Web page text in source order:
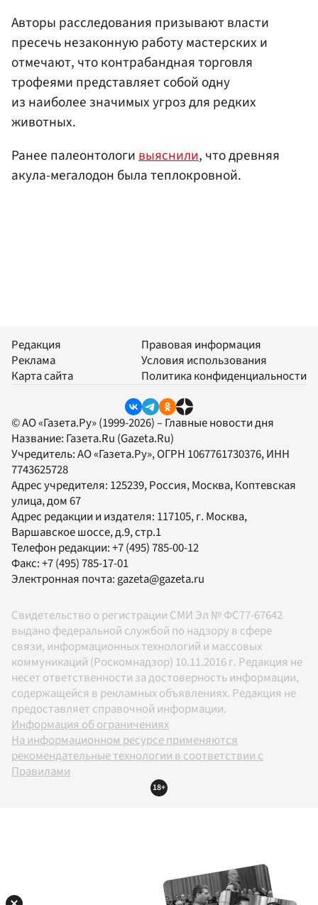
Авторы расследования призывают власти
пресечь незаконную работу мастерских и
отмечают, что контрабандная торговля
трофеями представляет собой одну
из наиболее значимых угроз для редких
животных.
Ранее палеонтологивыяснили, что древняя
акула-мегалодон была теплокровной.
Редакция
Реклама
Карта сайта
Правовая информация
Условия использования
Политика конфиденциальности
© АО «Газета.Ру» (1999-2026) – Главные новости дня
Название: Газета.Ru (Gazeta.Ru)
Учредитель:АО «Газета.Ру», ОГРН 1067761730376, ИНН
7743625728
Адрес учредителя: 125239, Россия, Москва, Коптевская
улица, дом 67
Адрес редакции и издателя: 117105, г. Москва,
Варшавское шоссе, д.9, стр.1
Телефон редакции:+7 (495) 785-00-12
Факс:+7 (495) 785-17-01
Электронная почта:gazeta@gazeta.ru
Свидетельство о регистрации СМИ Эл № ФС77-67642
выдано федеральной службой по надзору в сфере
связи, информационных технологий и массовых
коммуникаций (Роскомнадзор) 10.11.2016 г. Редакция не
несет ответственности за достоверность информации,
содержащейся в рекламных объявлениях. Редакция не
предоставляет справочной информации.
Информация об ограничениях
На информационном ресурсе применяются
рекомендательные технологии в соответствии с
Правилами
18+